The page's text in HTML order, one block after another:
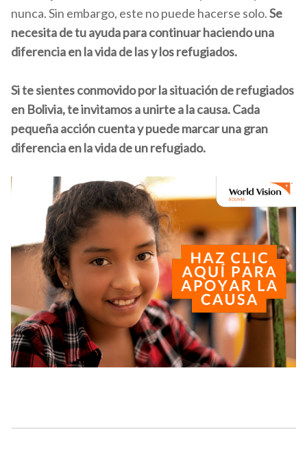
nunca. Sin embargo, este no puede hacerse solo.Se
necesita de tu ayuda para continuar haciendo una
diferencia en la vida de las y los refugiados.
Si te sientes conmovido por la situación de refugiados
en Bolivia, te invitamos a unirte a la causa. Cada
pequeña acción cuenta y puede marcar una gran
diferencia en la vida de un refugiado.